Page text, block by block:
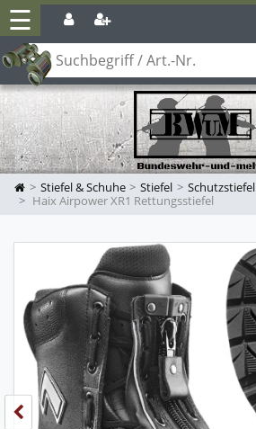
☰
Stiefel & Schuhe Stiefel
Schutzstiefel
Haix Airpower XR1 Rettungsstiefel